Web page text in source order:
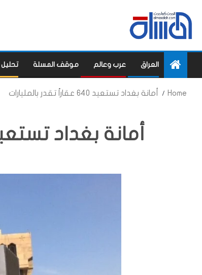
العراق عرب وعالم موقف المسلة تحليل
Home أمانة بغداد تستعيد 640 عقاراً تقدر بالمليارات
أمانة بغداد تستعيد 640 عقاراً تقدر